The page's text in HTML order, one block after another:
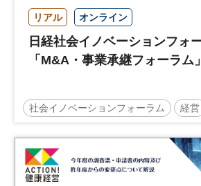
リアル オンライン
日経社会イノベーションフォ
「M&A・事業承継フォーラム」
社会イノベーションフォーラム 経営
事業承継 中堅中小企業
日経社会イノベーションフォーラム